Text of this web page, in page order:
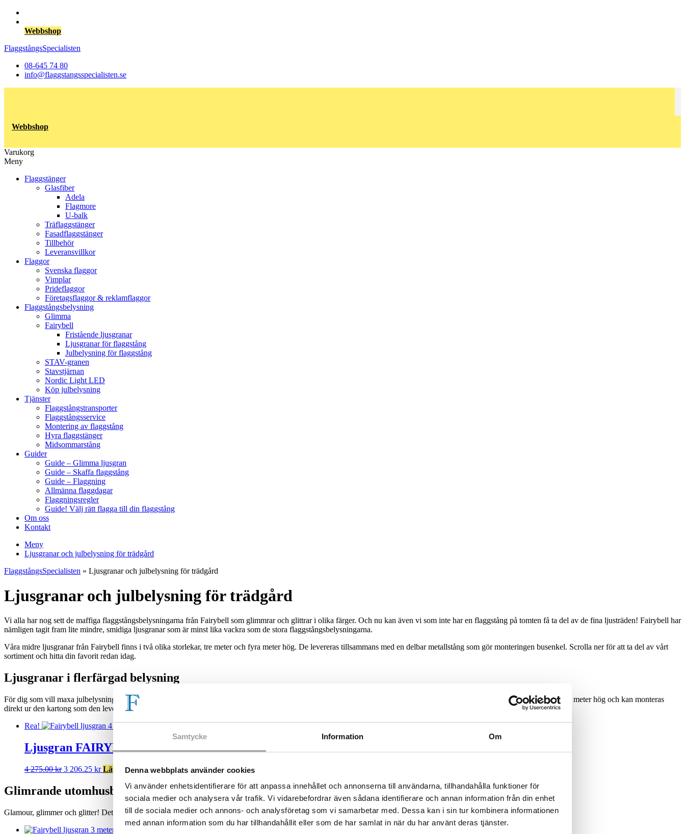
Samtycke Information Om
Denna webbplats använder cookies
Vi använder enhetsidentifierare för att anpassa innehållet och annonserna till användarna, tillhandahålla funktioner för
sociala medier och analysera vår trafik. Vi vidarebefordrar även sådana identifierare och annan information från din enhet
till de sociala medier och annons- och analysföretag som vi samarbetar med. Dessa kan i sin tur kombinera informationen
med annan information som du har tillhandahållit eller som de har samlat in när du har använt deras tjänster.
Webbshop
FlaggstångsSpecialisten
08-645 74 80
info@flaggstangsspecialisten.se
Webbshop
Varukorg
Meny
Flaggstänger
Glasfiber
Adela
Flagmore
U-balk
Träflaggstänger
Fasadflaggstänger
Tillbehör
Leveransvillkor
Flaggor
Svenska flaggor
Vimplar
Prideflaggor
Företagsflaggor & reklamflaggor
Flaggstångsbelysning
Glimma
Fairybell
Fristående ljusgranar
Ljusgranar för flaggstång
Julbelysning för flaggstång
STAV-granen
Stavstjärnan
Nordic Light LED
Köp julbelysning
Tjänster
Flaggstångstransporter
Flaggstångsservice
Montering av flaggstång
Hyra flaggstänger
Midsommarstång
Guider
Guide – Glimma ljusgran
Guide – Skaffa flaggstång
Guide – Flaggning
Allmänna flaggdagar
Flaggningsregler
Guide! Välj rätt flagga till din flaggstång
Om oss
Kontakt
Meny
Ljusgranar och julbelysning för trädgård
FlaggstångsSpecialisten » Ljusgranar och julbelysning för trädgård
Ljusgranar och julbelysning för trädgård
Vi alla har nog sett de maffiga flaggstångsbelysningarna från Fairybell som glimmrar och glittrar i olika färger. Och nu kan även vi som inte har en flaggstång på tomten få ta del av de fina ljusträden! Fairybell har
nämligen tagit fram lite mindre, smidiga ljusgranar som är minst lika vackra som de stora flaggstångsbelysningarna.
Våra midre ljusgranar från Fairybell finns i två olika storlekar, tre meter och fyra meter hög. De levereras tillsammans med en delbar metallstång som gör monteringen busenkel. Scrolla ner för att ta del av vårt
sortiment och hitta din favorit redan idag.
Ljusgranar i flerfärgad belysning
För dig som vill maxa julbelysningen i år så är detta alternativ helt rätt för dig. Ljusgranen i färgen multi color lyser i flera olika nyanser för ett maxat resultat. Belysningen är fyra meter hög och kan monteras
direkt ur den kartong som den levereras i.
Rea!
Ljusgran FAIRYBELL 4M 640LED MULTI COLOR
4 275.00kr Det
priset
var:
275.00 kr.
3 206.25 krDet
priset
är:
206.25 kr.
Lägg till i varukorg
Glimrande utomhusbelysning i form av ljusträd
Glamour, glimmer och glitter! Det här trädet passar dig som gillar det där lilla extra. Trädet finns i två storlekar och finns till för att ge det där lilla extra skenet i trädgården!